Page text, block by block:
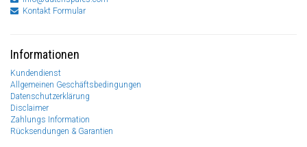
Kontakt Formular
Informationen
Kundendienst
Allgemeinen Geschäftsbedingungen
Datenschutzerklärung
Disclaimer
Zahlungs Information
Rücksendungen & Garantien